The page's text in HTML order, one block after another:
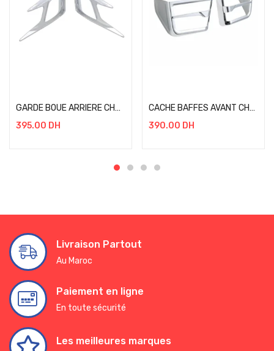
GARDE BOUE ARRIERE CHROME DECORATION HONDA GOLDWING 18-23
395.00 DH
CACHE BAFFES AVANT CHROME HONDA GOLDWING 18-23
390.00 DH
Livraison Partout
Au Maroc
Paiement en ligne
En toute sécurité
Les meilleures marques